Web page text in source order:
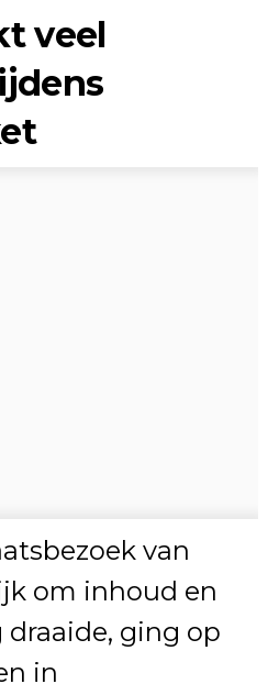
veel
van
om inhoud en
ging op
in